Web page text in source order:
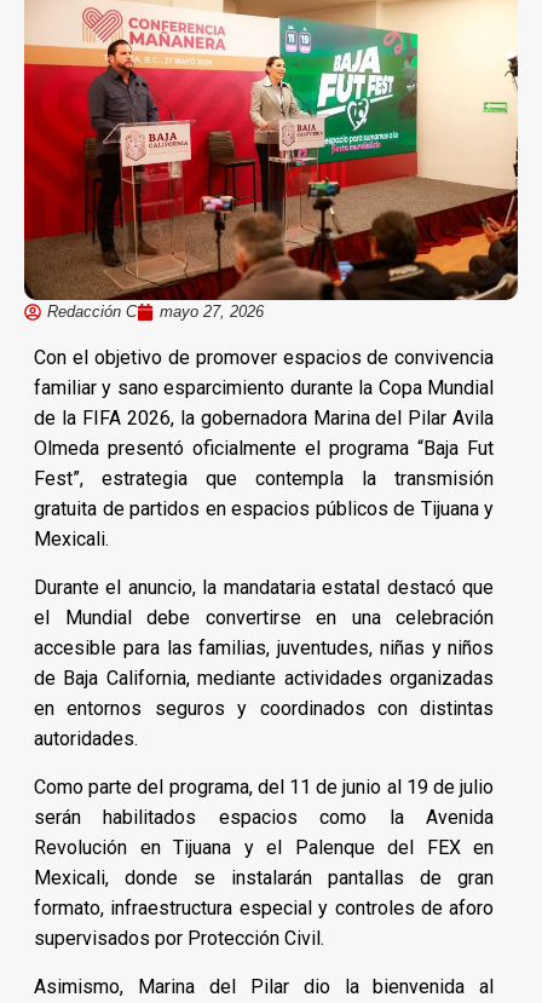
Redacción C mayo 27, 2026
Con el objetivo de promover espacios de convivencia
familiar y sano esparcimiento durante la Copa Mundial
de la FIFA 2026, la gobernadora Marina del Pilar Avila
Olmeda presentó oficialmente el programa “Baja Fut
Fest”, estrategia que contempla la transmisión
gratuita de partidos en espacios públicos de Tijuana y
Mexicali.
Durante el anuncio, la mandataria estatal destacó que
el Mundial debe convertirse en una celebración
accesible para las familias, juventudes, niñas y niños
de Baja California, mediante actividades organizadas
en entornos seguros y coordinados con distintas
autoridades.
Como parte del programa, del 11 de junio al 19 de julio
serán habilitados espacios como la Avenida
Revolución en Tijuana y el Palenque del FEX en
Mexicali, donde se instalarán pantallas de gran
formato, infraestructura especial y controles de aforo
supervisados por Protección Civil.
Asimismo, Marina del Pilar dio la bienvenida al